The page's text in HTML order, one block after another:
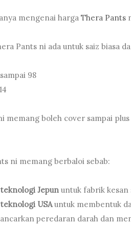
mengenai harga Thera Pants
Pants ni ada untuk saiz biasa
98
memang boleh cover sampai
ni memang berbaloi sebab:
teknologi Jepun untuk fabrik kesan
teknologi USAuntuk membentuk
peredaran darah dan